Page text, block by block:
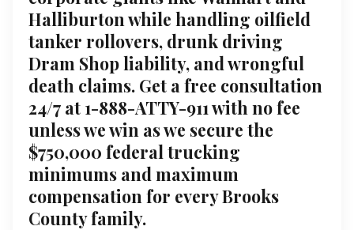
Halliburton while handling oilfield
tanker rollovers, drunk driving
Dram Shop liability, and wrongful
death claims. Get a free consultation
24/7 at 1-888-ATTY-911 with no fee
unless we win as we secure the
$750,000 federal trucking
minimums and maximum
compensation for every Brooks
County family.